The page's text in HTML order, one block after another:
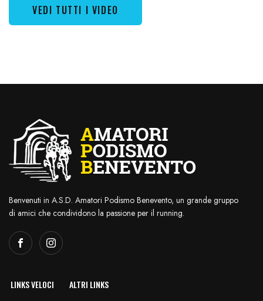
VEDI TUTTI I VIDEO
Benvenuti in A.S.D. Amatori Podismo Benevento, un grande gruppo
di amici che condividono la passione per il running.
LINKS VELOCI ALTRI LINKS